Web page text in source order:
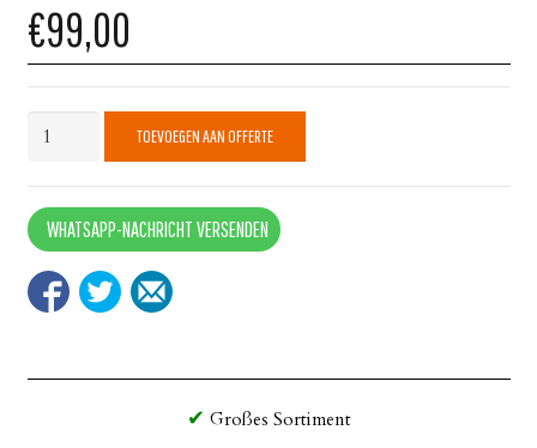
€99,00
339-
quantity
TOEVOEGEN AAN OFFERTE
WHATSAPP-NACHRICHT VERSENDEN
Großes Sortiment